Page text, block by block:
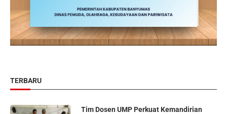
TERBARU
Tim Dosen UMP Perkuat Kemandirian